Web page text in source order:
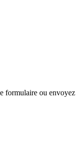
formulaire ou envoyez